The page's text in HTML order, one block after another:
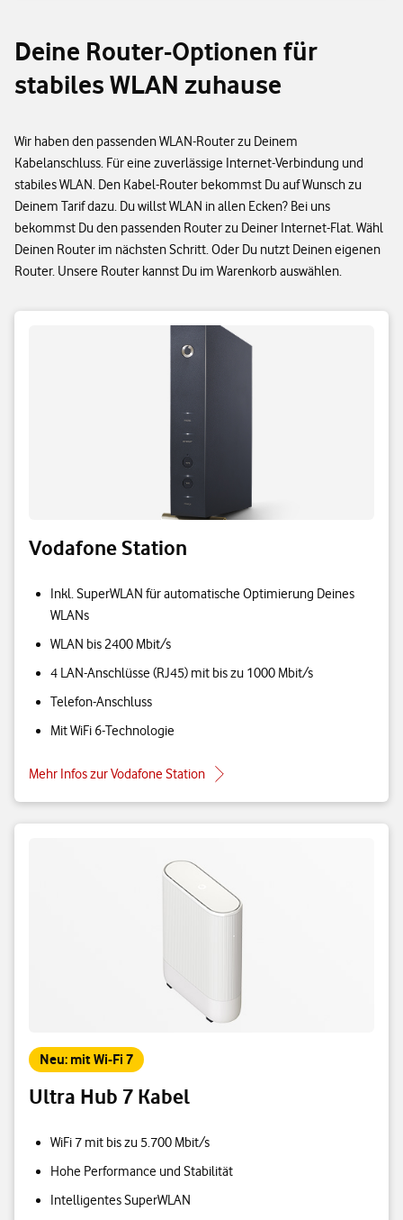
Deine Router-Optionen für
stabiles WLAN zuhause
Wir haben den passenden WLAN-Router zu Deinem
Kabelanschluss. Für eine zuverlässige Internet-Verbindung und
stabiles WLAN. Den Kabel-Router bekommst Du auf Wunsch zu
Deinem Tarif dazu. Du willst WLAN in allen Ecken? Bei uns
bekommst Du den passenden Router zu Deiner Internet-Flat. Wähl
Deinen Router im nächsten Schritt. Oder Du nutzt Deinen eigenen
Router. Unsere Router kannst Du im Warenkorb auswählen.
Vodafone Station
Inkl. SuperWLAN für automatische Optimierung Deines
WLANs
WLAN bis 2400 Mbit/s
4 LAN-Anschlüsse (RJ45) mit bis zu 1000 Mbit/s
Telefon-Anschluss
Mit WiFi 6-Technologie
Mehr Infos zur Vodafone Station
Neu: mit Wi-Fi 7
Ultra Hub 7 Kabel
WiFi 7 mit bis zu 5.700 Mbit/s
Hohe Performance und Stabilität
Intelligentes SuperWLAN